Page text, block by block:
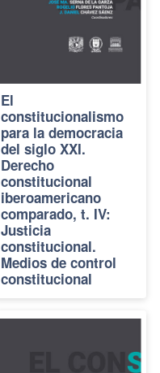
El
constitucionalismo
para la democracia
del siglo XXI.
Derecho
constitucional
iberoamericano
comparado, t. IV:
Justicia
constitucional.
Medios de control
constitucional